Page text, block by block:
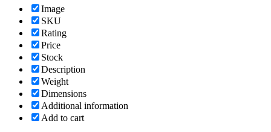
Image
SKU
Rating
Price
Stock
Description
Weight
Dimensions
Additional information
Add to cart